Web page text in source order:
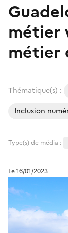
métier
métier
Thématique(s) :
Inclusion
Type(s) de média :
Le 16/01/2023